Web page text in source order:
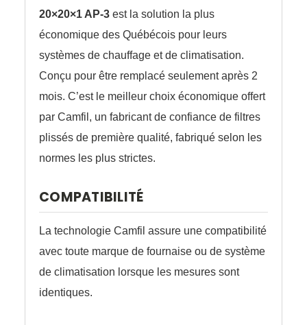
20×20×1 AP-3 est la solution la plus
économique des Québécois pour leurs
systèmes de chauffage et de climatisation.
Conçu pour être remplacé seulement après 2
mois. C’est le meilleur choix économique offert
par Camfil, un fabricant de confiance de filtres
plissés de première qualité, fabriqué selon les
normes les plus strictes.
COMPATIBILITÉ
La technologie Camfil assure une compatibilité
avec toute marque de fournaise ou de système
de climatisation lorsque les mesures sont
identiques.